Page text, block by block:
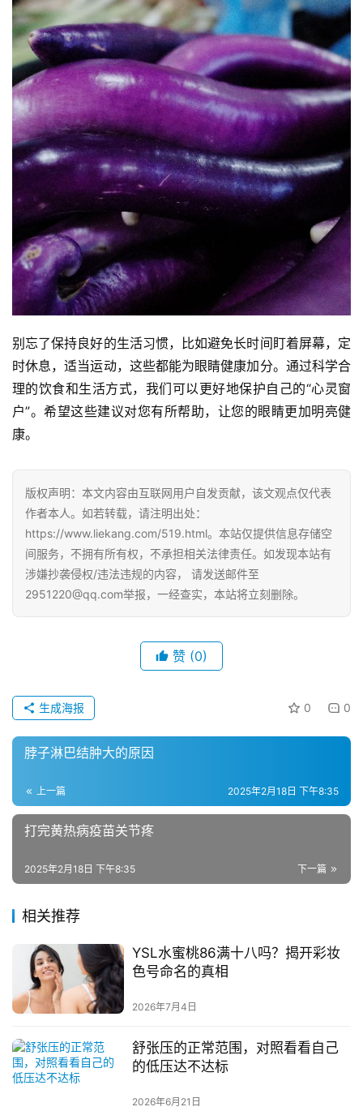
别忘了保持良好的生活习惯，比如避免长时间盯着屏幕，定
时休息，适当运动，这些都能为眼睛健康加分。通过科学合
理的饮食和生活方式，我们可以更好地保护自己的“心灵窗
户”。希望这些建议对您有所帮助，让您的眼睛更加明亮健
康。
版权声明：本文内容由互联网用户自发贡献，该文观点仅代表
作者本人。如若转载，请注明出处：
https://www.liekang.com/519.html。本站仅提供信息存储空
间服务，不拥有所有权，不承担相关法律责任。如发现本站有
涉嫌抄袭侵权/违法违规的内容， 请发送邮件至
2951220@qq.com举报，一经查实，本站将立刻删除。
赞 (0)
0 0
生成海报
脖子淋巴结肿大的原因
上一篇 2025年2月18日 下午8:35
打完黄热病疫苗关节疼
下一篇
2025年2月18日 下午8:35
相关推荐
YSL水蜜桃86满十八吗？揭开彩妆
色号命名的真相
2026年7月4日
舒张压的正常范围，对照看看自己
的低压达不达标
2026年6月21日